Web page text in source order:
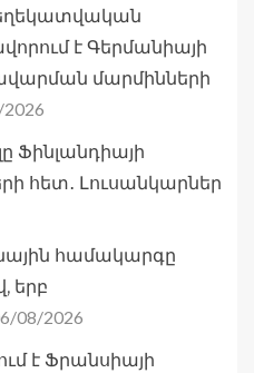
է Գերմանիայի
մարմինների
Ֆինլանդիայի
հետ․ Լուսանկարներ
համակարգը
երբ
08/2026
է Ֆրանսիայի